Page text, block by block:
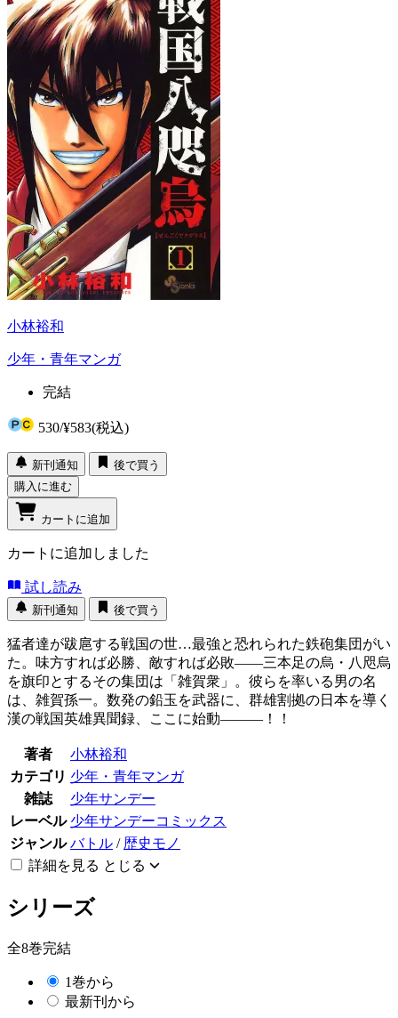
小林裕和
少年・青年マンガ
完結
530/¥583(税込)
新刊通知
後で買う
購入に進む
カートに追加
カートに追加しました
試し読み
新刊通知 後で買う
猛者達が跋扈する戦国の世…最強と恐れられた鉄砲集団がい
た。味方すれば必勝、敵すれば必敗――三本足の烏・八咫烏
を旗印とするその集団は「雑賀衆」。彼らを率いる男の名
は、雑賀孫一。数発の鉛玉を武器に、群雄割拠の日本を導く
漢の戦国英雄異聞録、ここに始動―――！！
著者
小林裕和
カテゴリ 少年・青年マンガ
雑誌
少年サンデー
レーベル 少年サンデーコミックス
ジャンル バトル / 歴史モノ
詳細を見る とじる
シリーズ
全8巻完結
1巻から
最新刊から